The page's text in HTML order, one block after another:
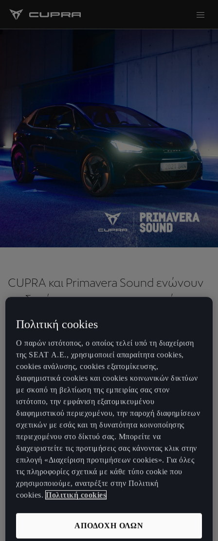
CUPRA και Primavera Sound ενώνουν
τις δυνάμεις τους για να εμπνεύσουν
CUPRA και Primavera Sound εγκαινιάζουν μαζί μια νέα εποχή για
να εμπνεύσουν τον κόσμο από τη Βαρκελώνη. Η μάρκα
αυτοκινήτων και το μουσικό φεστιβάλ θα συνεργαστούν στενά τα
επόμενα τρία χρόνια για να εξερευνήσουν νέους τρόπους
μουσικής εμπειρίας. Πριν από το επόμενο φεστιβάλ Primavera
Sound το 2022, οι δύο μάρκες αποκάλυψαν teaser με line-up των
καλλιτεχνών powered by CUPRA Born, του πρώτου 100%
ηλεκτρικού μοντέλου της μάρκας, το οποίο θα κάνει την
παγκόσμια πρεμιέρα του αυτόν τον μήνα.
Πολιτική cookies
Ο παρών ιστότοπος, ο οποίος τελεί υπό τη διαχείριση
της SEAT Α.Ε., χρησιμοποιεί απαραίτητα cookies,
cookies ανάλυσης, cookies εξατομίκευσης,
διαφημιστικά cookies και cookies κοινωνικών δικτύων
με σκοπό τη βελτίωση της εμπειρίας σας στον
ιστότοπο, την εμφάνιση εξατομικευμένου
διαφημιστικού περιεχομένου, την παροχή διαφημίσεων
σχετικών με εσάς και τη δυνατότητα κοινοποίησης
περιεχομένου στο δίκτυό σας. Μπορείτε να
διαχειριστείτε τις προτιμήσεις σας κάνοντας κλικ στην
επιλογή «Διαχείριση προτιμήσεων cookies». Για όλες
τις πληροφορίες σχετικά με κάθε τύπο cookie που
χρησιμοποιούμε, ανατρέξτε στην Πολιτική
cookies. Πολιτική cookies
ΑΠΟΔΟΧΗ ΟΛΩΝ